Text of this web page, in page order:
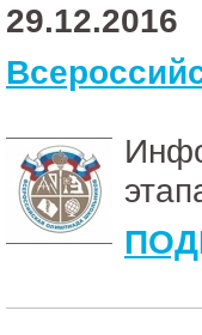
29.12.2016